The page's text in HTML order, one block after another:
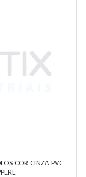
COR CINZA PVC